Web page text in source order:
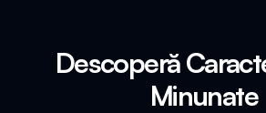
Descoperă
Minunate